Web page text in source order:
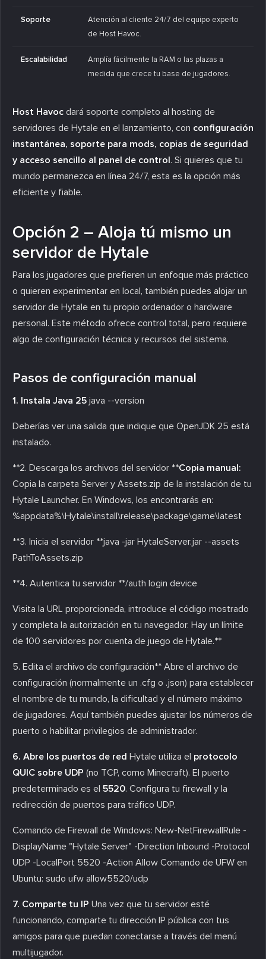
Soporte
Atención al cliente 24/7 del equipo experto
de Host Havoc.
Escalabilidad
Amplía fácilmente la RAM o las plazas a
medida que crece tu base de jugadores.
Host Havoc dará soporte completo al hosting de
servidores de Hytale en el lanzamiento, con configuración
instantánea, soporte para mods, copias de seguridad
y acceso sencillo al panel de control. Si quieres que tu
mundo permanezca en línea 24/7, esta es la opción más
eficiente y fiable.
Opción 2 – Aloja tú mismo un
servidor de Hytale
Para los jugadores que prefieren un enfoque más práctico
o quieren experimentar en local, también puedes alojar un
servidor de Hytale en tu propio ordenador o hardware
personal. Este método ofrece control total, pero requiere
algo de configuración técnica y recursos del sistema.
Pasos de configuración manual
1. Instala Java 25 java --version
Deberías ver una salida que indique que OpenJDK 25 está
instalado.
**2. Descarga los archivos del servidor **Copia manual:
Copia la carpeta Server y Assets.zip de la instalación de tu
Hytale Launcher. En Windows, los encontrarás en:
%appdata%\Hytale\install\release\package\game\latest
**3. Inicia el servidor **java -jar HytaleServer.jar --assets
PathToAssets.zip
**4. Autentica tu servidor **/auth login device
Visita la URL proporcionada, introduce el código mostrado
y completa la autorización en tu navegador. Hay un límite
de 100 servidores por cuenta de juego de Hytale.**
5. Edita el archivo de configuración** Abre el archivo de
configuración (normalmente un .cfg o .json) para establecer
el nombre de tu mundo, la dificultad y el número máximo
de jugadores. Aquí también puedes ajustar los números de
puerto o habilitar privilegios de administrador.
6. Abre los puertos de red Hytale utiliza el protocolo
QUIC sobre UDP (no TCP, como Minecraft). El puerto
predeterminado es el 5520. Configura tu firewall y la
redirección de puertos para tráfico UDP.
Comando de Firewall de Windows: New-NetFirewallRule -
DisplayName "Hytale Server" -Direction Inbound -Protocol
UDP -LocalPort 5520 -Action Allow Comando de UFW en
Ubuntu: sudo ufw allow5520/udp
7. Comparte tu IP Una vez que tu servidor esté
funcionando, comparte tu dirección IP pública con tus
amigos para que puedan conectarse a través del menú
multijugador.